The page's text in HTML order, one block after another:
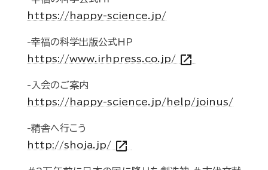
https://happy-science.jp/
-幸福の科学出版公式HP
https://www.irhpress.co.jp/ open_in_new
-入会のご案内
https://happy-science.jp/help/joinus/
-精舎へ行こう
http://shoja.jp/ open_in_new